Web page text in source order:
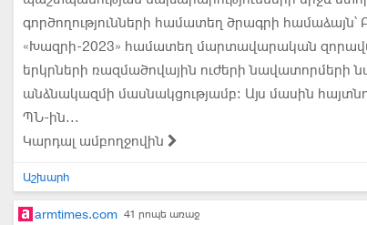
գործողությունների համատեղ ծրագրի համաձայն՝
«Խազրի-2023» համատեղ մարտավարական
երկրների ռազմածովային ուժերի նավատորմերի
անձնակազմի մասնակցությամբ։ Այս մասին
ՊՆ-ին...
Կարդալ ամբողջովին
Աշխարհ
armtimes.com 41 րոպե առաջ